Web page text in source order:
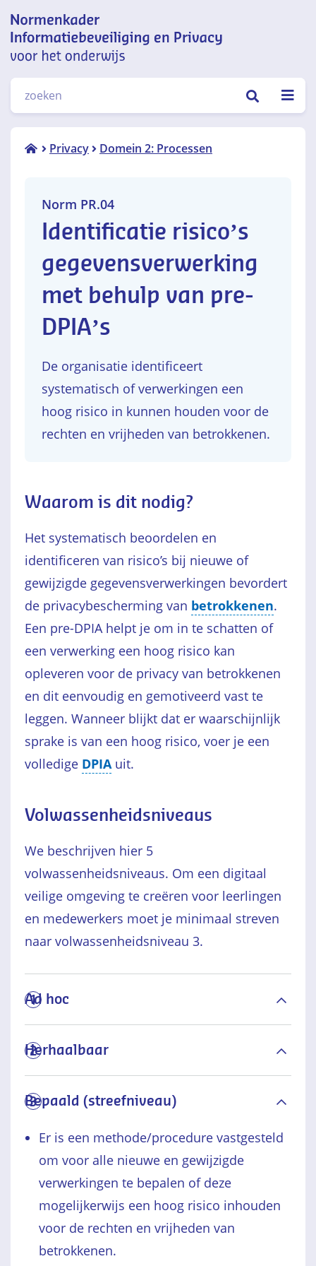
en privacy voor het onderwijs
ZOEKEN
Privacy Domein 2: Processen
Norm
Norm PR.04
Identificatie risico’s
gegevensverwerking
met behulp van pre-
DPIA’s
De organisatie identificeert
systematisch of verwerkingen een
hoog risico in kunnen houden voor de
rechten en vrijheden van betrokkenen.
Waarom is dit nodig?
Het systematisch beoordelen en
identificeren van risico’s bij nieuwe of
gewijzigde gegevensverwerkingen bevordert
de privacybescherming van betrokkenen.
Een pre-DPIA helpt je om in te schatten of
een verwerking een hoog risico kan
opleveren voor de privacy van betrokkenen
en dit eenvoudig en gemotiveerd vast te
leggen. Wanneer blijkt dat er waarschijnlijk
sprake is van een hoog risico, voer je een
volledige DPIAuit.
Volwassenheidsniveaus
We beschrijven hier 5
volwassenheidsniveaus. Om een digitaal
veilige omgeving te creëren voor leerlingen
en medewerkers moet je minimaal streven
naar volwassenheidsniveau 3.
1
Ad hoc
2
Herhaalbaar
3
Bepaald (streefniveau)
Er is een methode/procedure vastgesteld
om voor alle nieuwe en gewijzigde
verwerkingen te bepalen of deze
mogelijkerwijs een hoog risico inhouden
voor de rechten en vrijheden van
betrokkenen.